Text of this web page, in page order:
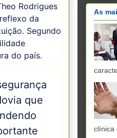
Rodrigues
da
Segundo
do país.
que
As
clínica